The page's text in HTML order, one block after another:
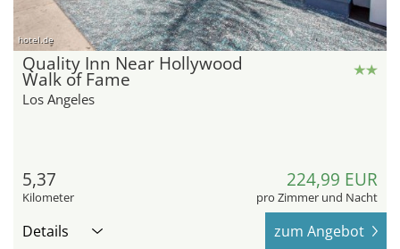
hotel.de
Quality Inn Near Hollywood
Walk of Fame
Los Angeles
5,37
Kilometer
224,99 EUR
pro Zimmer und Nacht
Details zum Angebot